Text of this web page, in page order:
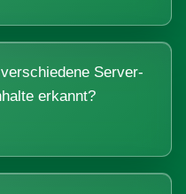
Server-
erkannt?